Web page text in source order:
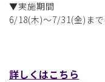
▼実施期間
6/18(木)〜7/31(金)ま
詳しくはこちら